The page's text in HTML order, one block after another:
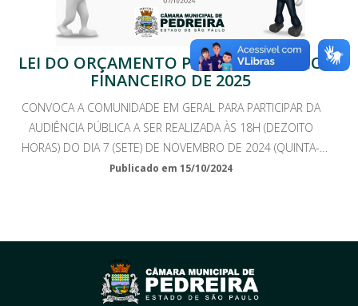
LEI DO ORÇAMENTO PARA O EXERCÍCIO
FINANCEIRO DE 2025
CONVOCA A COMUNIDADE EM GERAL PARA PARTICIPAR DA
AUDIÊNCIA PÚBLICA A SER REALIZADA ÀS 18H (DEZOITO
HORAS) DO DIA 7 (SETE) DE NOVEMBRO DE 2024 (QUINTA-
FEIRA), NA SEDE DA CÂMARA MUNICIPAL DE PEDREIRA
Publicado em 15/10/2024